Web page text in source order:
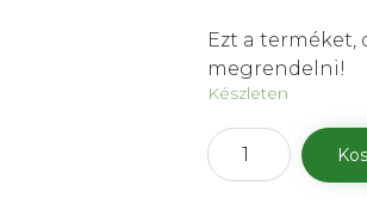
Ezt a terméket,
megrendelni!
Készleten
GARRI
általános
tápoldat